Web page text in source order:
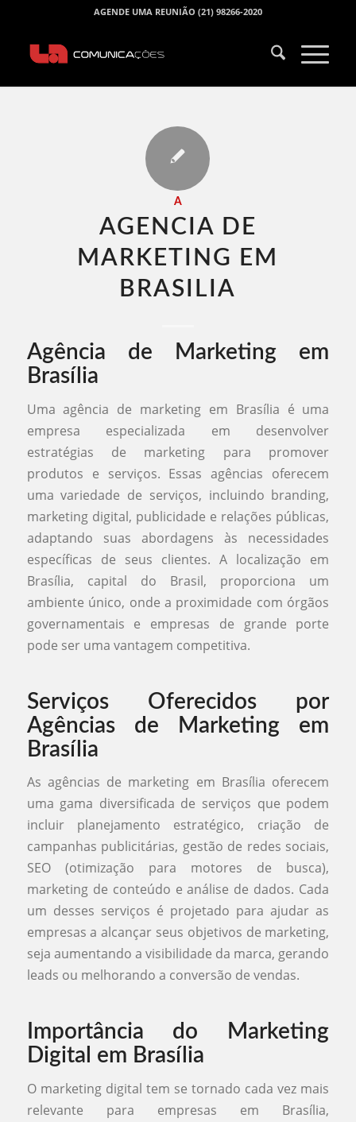
AGENDE UMA REUNIÃO (21) 98266-2020
A
AGENCIA DE
MARKETING EM
BRASILIA​
Agência de Marketing em
Brasília
Uma agência de marketing em Brasília é uma
empresa especializada em desenvolver
estratégias de marketing para promover
produtos e serviços. Essas agências oferecem
uma variedade de serviços, incluindo branding,
marketing digital, publicidade e relações públicas,
adaptando suas abordagens às necessidades
específicas de seus clientes. A localização em
Brasília, capital do Brasil, proporciona um
ambiente único, onde a proximidade com órgãos
governamentais e empresas de grande porte
pode ser uma vantagem competitiva.
Serviços Oferecidos por
Agências de Marketing em
Brasília
As agências de marketing em Brasília oferecem
uma gama diversificada de serviços que podem
incluir planejamento estratégico, criação de
campanhas publicitárias, gestão de redes sociais,
SEO (otimização para motores de busca),
marketing de conteúdo e análise de dados. Cada
um desses serviços é projetado para ajudar as
empresas a alcançar seus objetivos de marketing,
seja aumentando a visibilidade da marca, gerando
leads ou melhorando a conversão de vendas.
Importância do Marketing
Digital em Brasília
O marketing digital tem se tornado cada vez mais
relevante para empresas em Brasília,